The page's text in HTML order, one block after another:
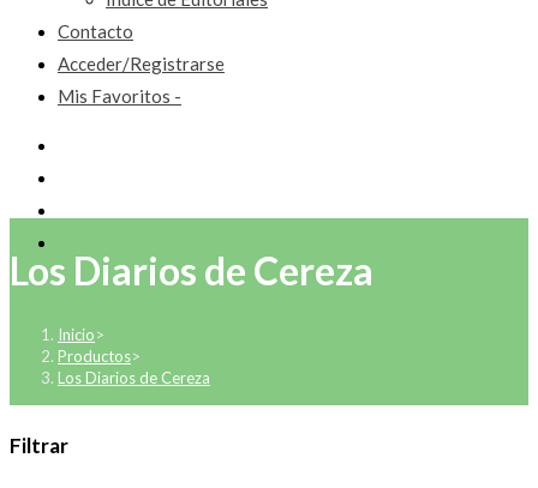
Contacto
Acceder/Registrarse
Mis Favoritos -
Los Diarios de Cereza
Inicio>
Productos>
Los Diarios de Cereza
Filtrar